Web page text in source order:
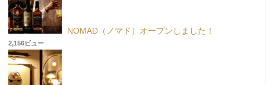
NOMAD（ノマド）オープンしました！
2,156ビュー